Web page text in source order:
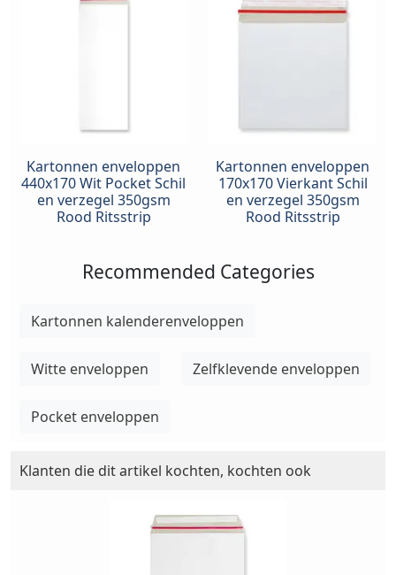
Kartonnen enveloppen
440x170 Wit Pocket Schil
en verzegel 350gsm
Rood Ritsstrip
Kartonnen enveloppen
170x170 Vierkant Schil
en verzegel 350gsm
Rood Ritsstrip
Recommended Categories
Kartonnen kalenderenveloppen
Witte enveloppen Zelfklevende enveloppen
Pocket enveloppen
Klanten die dit artikel kochten, kochten ook